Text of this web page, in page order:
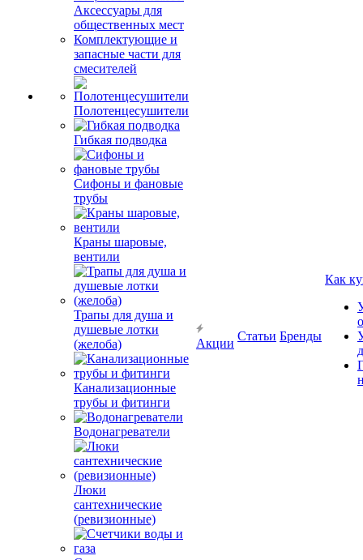
Аксессуары для
общественных мест
Комплектующие и
запасные части для
смесителей
Полотенцесушители
Гибкая подводка
Сифоны и фановые
трубы
Краны шаровые,
вентили
Трапы для душа и
душевые лотки
(желоба)
Канализационные
трубы и фитинги
Водонагреватели
Люки
сантехнические
(ревизионные)
Акции
Статьи Бренды
Как